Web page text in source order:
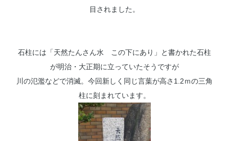
目されました。
石柱には「天然たんさん水 この下にあり」と書かれた石柱
が明治・大正期に立っていたそうですが
川の氾濫などで消滅。今回新しく同じ言葉が高さ1.2ｍの三角
柱に刻まれています。